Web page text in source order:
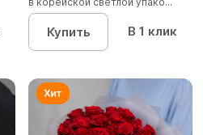
Купить В 1 клик